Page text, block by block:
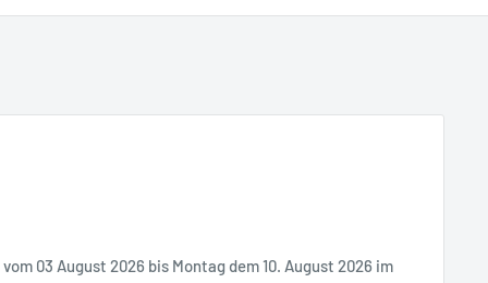
03 August 2026 bis Montag dem 10. August 2026 im